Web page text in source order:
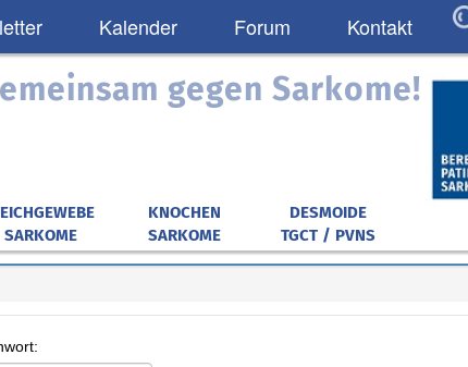
Kalender Forum Kontakt
gegen Sarkome!
SARKOME
KNOCHEN
SARKOME
DESMOIDE
TGCT / PVNS